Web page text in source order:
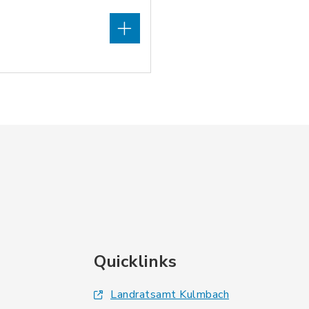
Quicklinks
Landratsamt Kulmbach